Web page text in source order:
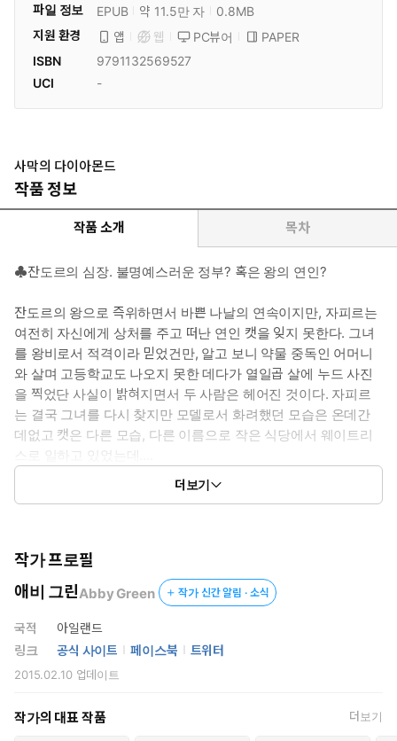
파일 정보
EPUB 약 11.5만 자
0.8MB
지원 환경
앱 웹 PC뷰어
PAPER
ISBN
9791132569527
UCI
-
사막의 다이아몬드
작품 정보
작품 소개 목차
♣잔도르의 심장. 불명예스러운 정부? 혹은 왕의 연인?
잔도르의 왕으로 즉위하면서 바쁜 나날의 연속이지만, 자피르는
여전히 자신에게 상처를 주고 떠난 연인 캣을 잊지 못한다. 그녀
를 왕비로서 적격이라 믿었건만, 알고 보니 약물 중독인 어머니
와 살며 고등학교도 나오지 못한 데다가 열일곱 살에 누드 사진
을 찍었단 사실이 밝혀지면서 두 사람은 헤어진 것이다. 자피르
는 결국 그녀를 다시 찾지만 모델로서 화려했던 모습은 온데간
데없고 캣은 다른 모습, 다른 이름으로 작은 식당에서 웨이트리
스로 일하고 있었는데….
“난 그저 당신을 내 침대 위에 눕히고 싶을 뿐이오, 캣.”
자피르의 낯빛이 냉혈하게 변했다.
“당신이 날 버렸던 거죠!”
진이 게재된 상황에 당신을 내 미래 왕비로 선언할 수는 없었으니 파
더보기
작가 프로필
애비 그린Abby Green 작가 신간 알림 · 소식
국적
아일랜드
링크
공식 사이트 페이스북 트위터
2015.02.10업데이트
작가의 대표 작품 더보기